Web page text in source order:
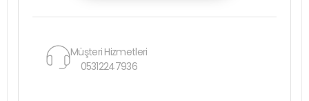
Müşteri Hizmetleri
05312247936